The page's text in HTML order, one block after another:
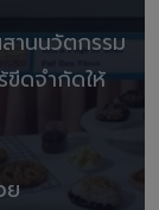
านนวัตกรรม
ขีดจำกัดให้
ย